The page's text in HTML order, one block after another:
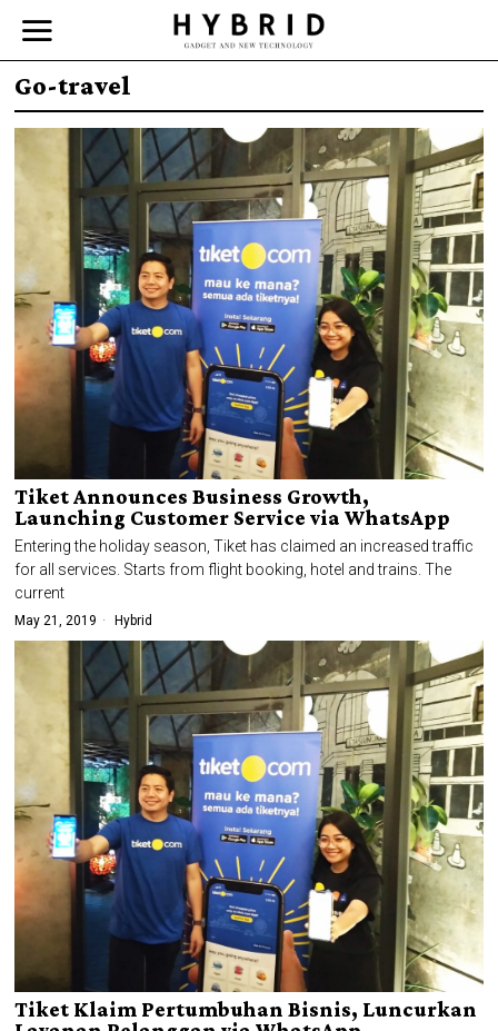
Go-travel
Tiket Announces Business Growth,
Launching Customer Service via WhatsApp
Entering the holiday season, Tiket has claimed an increased traffic
for all services. Starts from flight booking, hotel and trains. The
current
May 21, 2019 Hybrid
Tiket Klaim Pertumbuhan Bisnis, Luncurkan